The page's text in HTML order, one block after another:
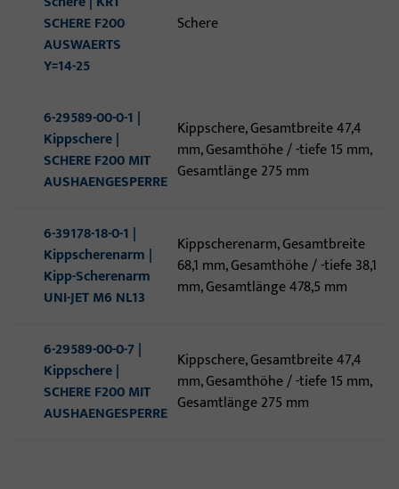
SCHERE F200
AUSWAERTS
Y=14-25
Schere
6-29589-00-0-1 |
Kippschere |
SCHERE F200 MIT
AUSHAENGESPERRE
Kippschere, Gesamtbreite 47,4
mm, Gesamthöhe / -tiefe 15 mm,
Gesamtlänge 275 mm
6-39178-18-0-1 |
Kippscherenarm |
Kipp-Scherenarm
UNI-JET M6 NL13
Kippscherenarm, Gesamtbreite
68,1 mm, Gesamthöhe / -tiefe 38,1
mm, Gesamtlänge 478,5 mm
6-29589-00-0-7 |
Kippschere |
SCHERE F200 MIT
AUSHAENGESPERRE
Kippschere, Gesamtbreite 47,4
mm, Gesamthöhe / -tiefe 15 mm,
Gesamtlänge 275 mm